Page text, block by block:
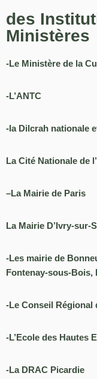
des
Ministères
-Le Ministère de la
-L’ANTC
-la Dilcrah nationale
La Cité Nationale de
–La Mairie de Paris
La Mairie D’Ivry-sur-
-Les mairie de
Fontenay-sous-Bois,
-Le Conseil Régional
-L’Ecole des Hautes
-La DRAC Picardie